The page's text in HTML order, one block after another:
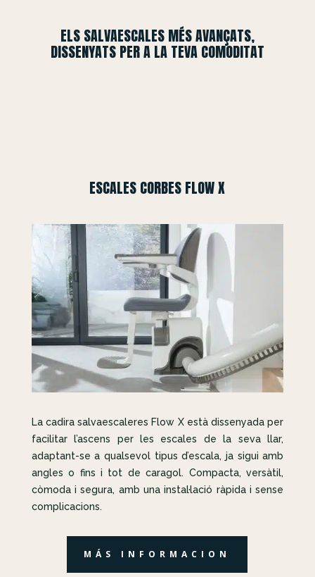
ELS SALVAESCALES MÉS AVANÇATS,
DISSENYATS PER A LA TEVA COMODITAT
ESCALES CORBES FLOW X
La cadira salvaescaleres Flow X està dissenyada per
facilitar l’ascens per les escales de la seva llar,
adaptant-se a qualsevol tipus d’escala, ja sigui amb
angles o fins i tot de caragol. Compacta, versàtil,
còmoda i segura, amb una instal·lació ràpida i sense
complicacions.
MÁS INFORMACION